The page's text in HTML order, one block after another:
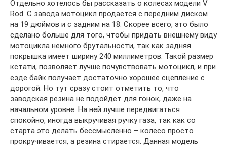
Отдельно хотелось бы рассказать о колесах модели V
Rod. С завода мотоцикл продается с передним диском
на 19 дюймов и с задним на 18. Скорее всего, это было
сделано больше для того, чтобы придать внешнему виду
мотоцикла немного брутальности, так как задняя
покрышка имеет ширину 240 миллиметров. Такой размер
кстати, позволяет лучше почувствовать мотоцикл, и при
езде байк получает достаточно хорошее сцепление с
дорогой. Но тут сразу стоит отметить то, что
заводская резина не подойдет для гонок, даже на
начальном уровне. На ней лучше передвигаться
спокойно, иногда выкручивая ручку газа, так как со
старта это делать бессмысленно – колесо просто
прокручивается, а резина стирается. Данная модель